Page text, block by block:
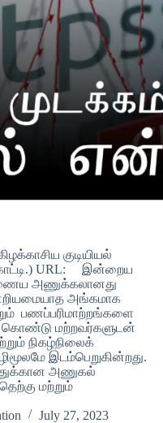
குடியியல்
URL: இன்றைய
அணுக்கலானது
அங்கமாக
பணப்பரிமாற்றங்களை
மற்றவர்களுடன்
நிகழ்நிலைக்
இடம்பெறுகின்றது.
அணுகல்
மற்றும்
July 27, 2023